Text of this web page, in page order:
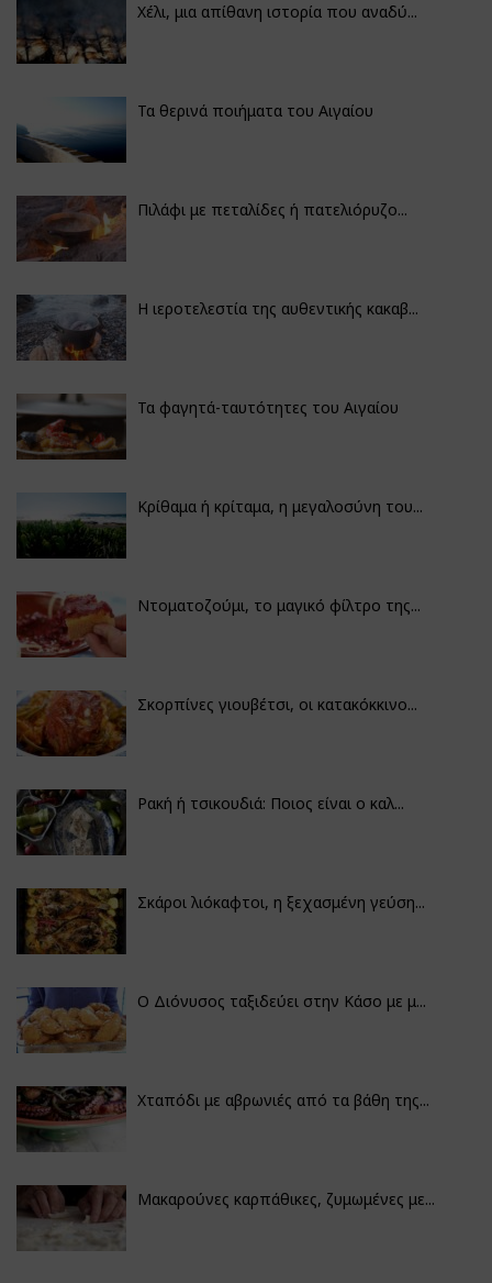
Χέλι, μια απίθανη ιστορία που αναδύ...
Τα θερινά ποιήματα του Αιγαίου
Πιλάφι με πεταλίδες ή πατελιόρυζο...
Η ιεροτελεστία της αυθεντικής κακαβ...
Τα φαγητά-ταυτότητες του Αιγαίου
Κρίθαμα ή κρίταμα, η μεγαλοσύνη του...
Ντοματοζούμι, το μαγικό φίλτρο της...
Σκορπίνες γιουβέτσι, οι κατακόκκινο...
Ρακή ή τσικουδιά: Ποιος είναι ο καλ...
Σκάροι λιόκαφτοι, η ξεχασμένη γεύση...
Ο Διόνυσος ταξιδεύει στην Κάσο με μ...
Χταπόδι με αβρωνιές από τα βάθη της...
Μακαρούνες καρπάθικες, ζυμωμένες με...